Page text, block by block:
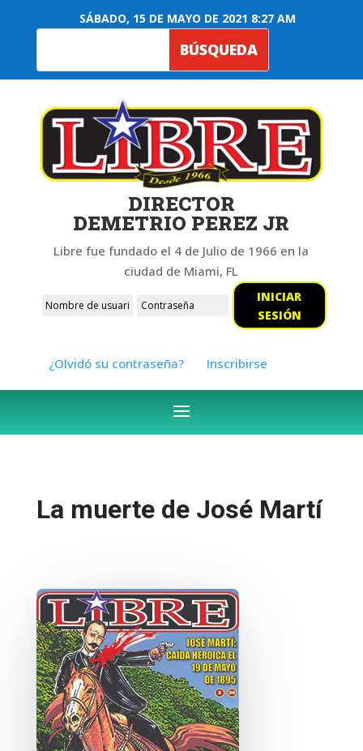
SÁBADO, 15 DE MAYO DE 2021 8:27 AM
DIRECTOR
DEMETRIO PEREZ JR
Libre fue fundado el 4 de Julio de 1966 en la
ciudad de Miami, FL
INICIAR
SESIÓN
¿Olvidó su contraseña? Inscribirse
La muerte de José Martí